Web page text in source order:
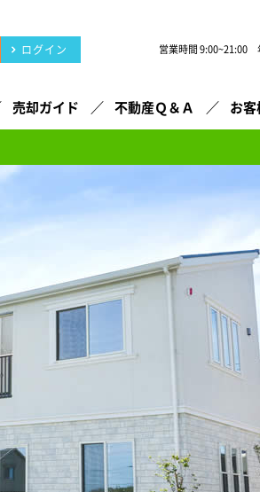
ログイン 営業時間 9:00~21:00
売却ガイド 不動産Ｑ＆Ａ お